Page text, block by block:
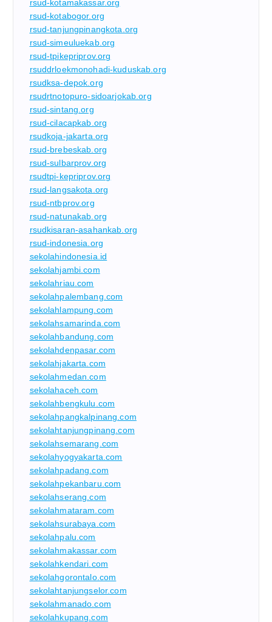
rsud-kotamakassar.org
rsud-kotabogor.org
rsud-tanjungpinangkota.org
rsud-simeuluekab.org
rsud-tpikepriprov.org
rsuddrloekmonohadi-kuduskab.org
rsudksa-depok.org
rsudrtnotopuro-sidoarjokab.org
rsud-sintang.org
rsud-cilacapkab.org
rsudkoja-jakarta.org
rsud-brebeskab.org
rsud-sulbarprov.org
rsudtpi-kepriprov.org
rsud-langsakota.org
rsud-ntbprov.org
rsud-natunakab.org
rsudkisaran-asahankab.org
rsud-indonesia.org
sekolahindonesia.id
sekolahjambi.com
sekolahriau.com
sekolahpalembang.com
sekolahlampung.com
sekolahsamarinda.com
sekolahbandung.com
sekolahdenpasar.com
sekolahjakarta.com
sekolahmedan.com
sekolahaceh.com
sekolahbengkulu.com
sekolahpangkalpinang.com
sekolahtanjungpinang.com
sekolahsemarang.com
sekolahyogyakarta.com
sekolahpadang.com
sekolahpekanbaru.com
sekolahserang.com
sekolahmataram.com
sekolahsurabaya.com
sekolahpalu.com
sekolahmakassar.com
sekolahkendari.com
sekolahgorontalo.com
sekolahtanjungselor.com
sekolahmanado.com
sekolahkupang.com